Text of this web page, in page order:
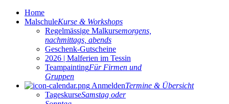
Home
MalschuleKurse & Workshops
Regelmässige Malkursemorgens,
nachmittags, abends
Geschenk-Gutscheine
2026 | Malferien im Tessin
TeampaintingFür Firmen und
Gruppen
AnmeldenTermine & Übersicht
TageskurseSamstag oder